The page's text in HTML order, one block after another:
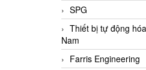
SPG
Thiết bị tự động
Nam
Farris Engineering